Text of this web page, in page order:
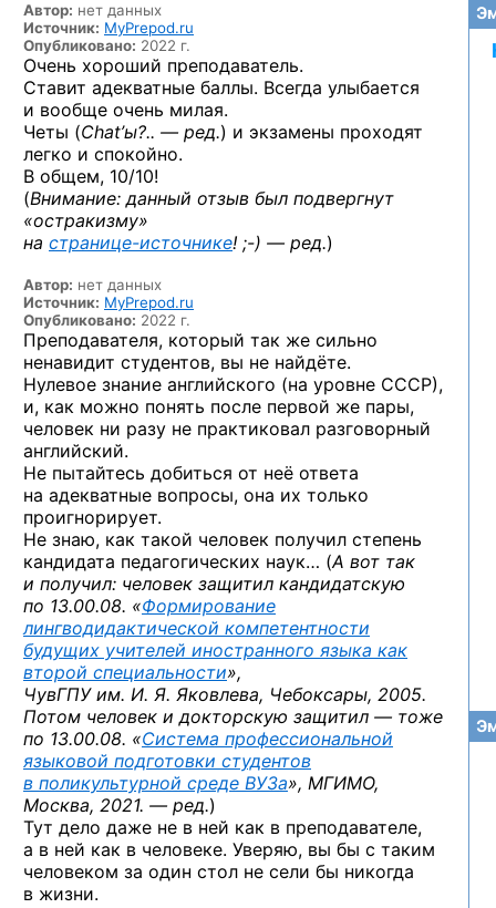
Автор: нет данных
Источник: MyPrepod.ru
Опубликовано: 2022 г.
Очень хороший преподаватель.
Ставит адекватные баллы. Всегда улыбается
и вообще очень милая.
Четы (Chat’ы?.. — ред.) и экзамены проходят
легко и спокойно.
В общем, 10/10!
(Внимание: данный отзыв был подвергнут
«остракизму»
на странице-источнике! ;-) — ред.)
Автор: нет данных
Источник: MyPrepod.ru
Опубликовано: 2022 г.
Преподавателя, который так же сильно
ненавидит студентов, вы не найдёте.
Нулевое знание английского (на уровне СССР),
и, как можно понять после первой же пары,
человек ни разу не практиковал разговорный
английский.
Не пытайтесь добиться от неё ответа
на адекватные вопросы, она их только
проигнорирует.
Не знаю, как такой человек получил степень
кандидата педагогических наук… (А вот так
и получил: человек защитил кандидатскую
по 13.00.08. «Формирование
лингводидактической компетентности
будущих учителей иностранного языка как
второй специальности»,
ЧувГПУ им. И. Я. Яковлева, Чебоксары, 2005.
Потом человек и докторскую защитил — тоже
по 13.00.08. «Система профессиональной
языковой подготовки студентов
в поликультурной среде ВУЗа», МГИМО,
Москва, 2021. — ред.)
Тут дело даже не в ней как в преподавателе,
а в ней как в человеке. Уверяю, вы бы с таким
человеком за один стол не сели бы никогда
в жизни.